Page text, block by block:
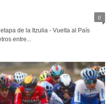
0
de la Itzulia - Vuelta al País
entre...